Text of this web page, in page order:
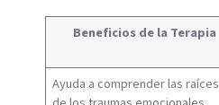
Beneficios de la Terapia
Ayuda a comprender las raíces